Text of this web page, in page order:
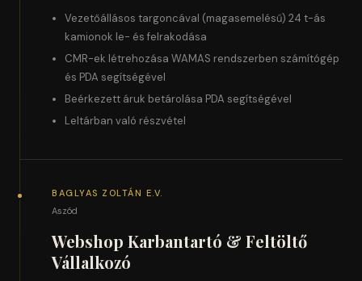
Vezetőállásos targoncával (magasemelésű) 24 t-ás
kamionok le- és felrakodása
CMR-ek létrehozása WAMAS rendszerben számítógép
és PDA segítségével
Beérkezett áruk betárolása PDA segítségével
Leltárban való részvétel
BAGLYAS ZOLTÁN E.V.
Aszód
Webshop Karbantartó & Feltöltő
Vállalkozó